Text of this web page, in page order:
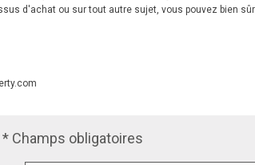
d'achat ou sur tout autre sujet, vous pouvez bien
* Champs obligatoires